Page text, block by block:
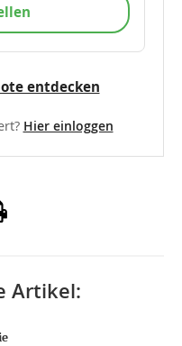
entdecken
Hier einloggen
Artikel: